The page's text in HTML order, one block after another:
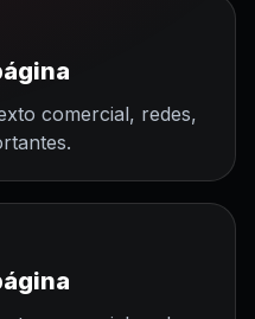
comercial, redes,